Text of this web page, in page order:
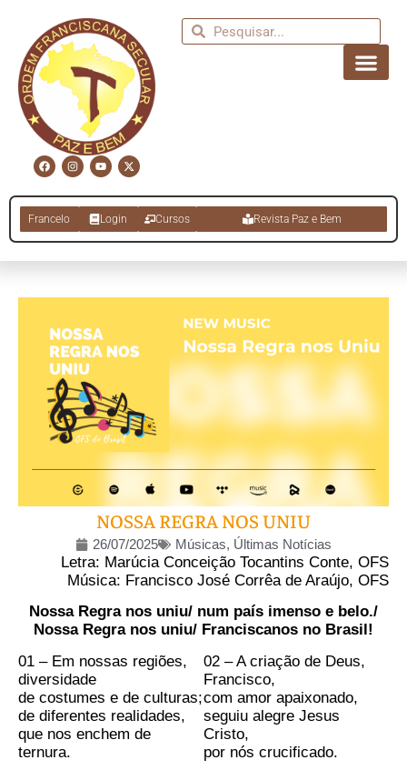
Francelo Login Cursos Revista Paz e Bem
NOSSA REGRA NOS UNIU
26/07/2025 Músicas, Últimas Notícias
Letra: Marúcia Conceição Tocantins Conte, OFS
Música: Francisco José Corrêa de Araújo, OFS
Nossa Regra nos uniu/ num país imenso e belo./
Nossa Regra nos uniu/ Franciscanos no Brasil!
01 – Em nossas regiões,
diversidade
de costumes e de culturas;
de diferentes realidades,
que nos enchem de
ternura.
02 – A criação de Deus,
Francisco,
com amor apaixonado,
seguiu alegre Jesus
Cristo,
por nós crucificado.